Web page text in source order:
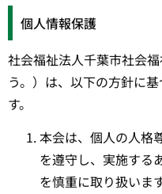
個人情報保護
社会福祉法人千葉市社会
う。）は、以下の方針に
す。
本会は、個人の人格
を遵守し、実施する
を慎重に取り扱います